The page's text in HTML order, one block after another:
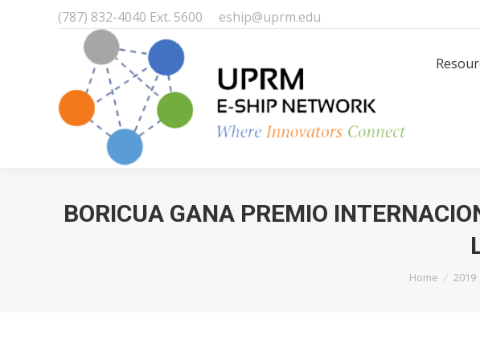
(787) 832-4040 Ext. 5600 eship@uprm.edu
BORICUA GANA PREMIO
Home 2019